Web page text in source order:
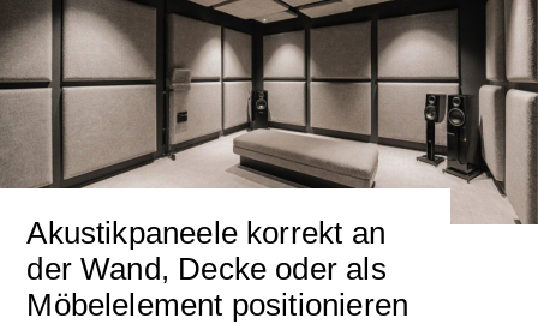
Akustikpaneele korrekt an
der Wand, Decke oder als
Möbelelement positionieren